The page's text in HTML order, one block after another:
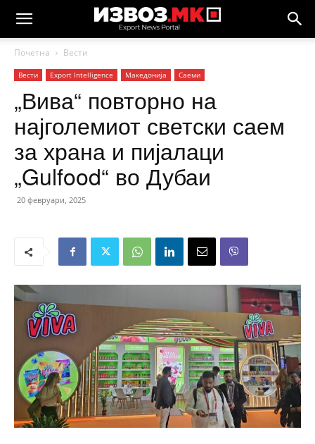
Почетна Вести
Вести Еxport Intelligence Македонија Саеми
„Вива“ повторно на
најголемиот светски саем
за храна и пијалаци
„Gulfood“ во Дубаи
20 февруари, 2025